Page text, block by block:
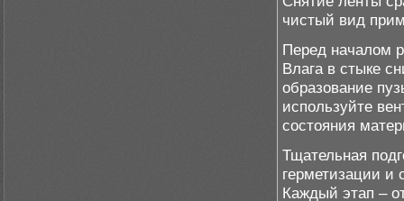
чистый вид
Перед началом
Влага в стыке
образование
используйте
состояния
Тщательная
герметизации и
Каждый этап –